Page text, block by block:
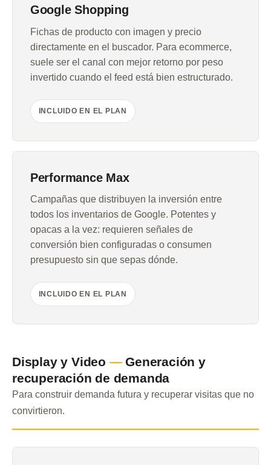
Google Shopping
Fichas de producto con imagen y precio
directamente en el buscador. Para ecommerce,
suele ser el canal con mejor retorno por peso
invertido cuando el feed está bien estructurado.
INCLUIDO EN EL PLAN
Performance Max
Campañas que distribuyen la inversión entre
todos los inventarios de Google. Potentes y
opacas a la vez: requieren señales de
conversión bien configuradas o consumen
presupuesto sin que sepas dónde.
INCLUIDO EN EL PLAN
Display y Video —Generación y
recuperación de demanda
Para construir demanda futura y recuperar visitas que no
convirtieron.